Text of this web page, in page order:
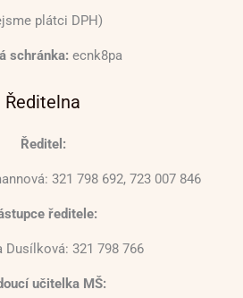
plátci DPH)
schránka: ecnk8pa
Ředitelna
Ředitel:
321 798 692, 723 007 846
ředitele:
Dusílková: 321 798 766
učitelka MŠ: